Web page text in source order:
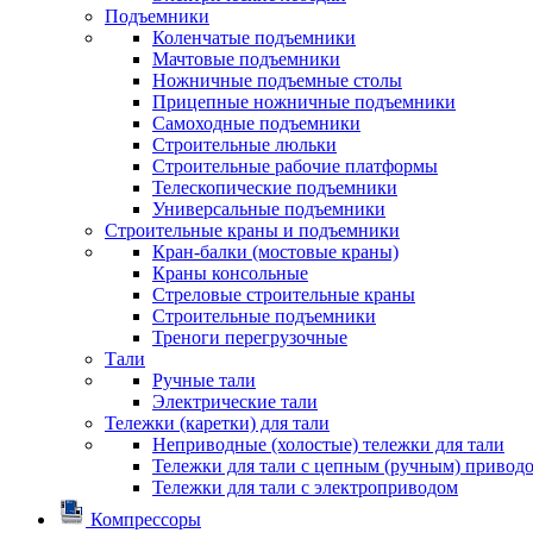
Подъемники
Коленчатые подъемники
Мачтовые подъемники
Ножничные подъемные столы
Прицепные ножничные подъемники
Самоходные подъемники
Строительные люльки
Строительные рабочие платформы
Телескопические подъемники
Универсальные подъемники
Строительные краны и подъемники
Кран-балки (мостовые краны)
Краны консольные
Стреловые строительные краны
Строительные подъемники
Треноги перегрузочные
Тали
Ручные тали
Электрические тали
Тележки (каретки) для тали
Неприводные (холостые) тележки для тали
Тележки для тали с цепным (ручным)
Тележки для тали с электроприводом
Компрессоры